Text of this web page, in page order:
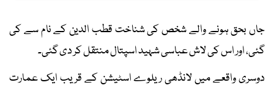
جاں بحق ہونے والے شخص کی شناخت قطب الدین کے نام سے کی
گئی، اور اس کی لاش عباسی شہید اسپتال منتقل کر دی گئی۔
دوسری واقعے میں لانڈھی ریلوے اسٹیشن کے قریب ایک عمارت